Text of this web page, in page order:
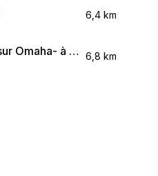
6,4 km
Raconte-moi le D-Day sur Omaha- à pied 6,8 km